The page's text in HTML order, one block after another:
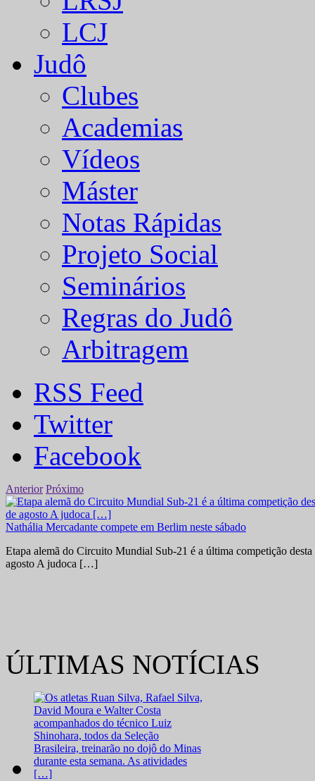
LCJ
Judô
Clubes
Academias
Vídeos
Máster
Notas Rápidas
Projeto Social
Seminários
Regras do Judô
Arbitragem
RSS Feed
Twitter
Facebook
Anterior Próximo
Nathália Mercadante compete em Berlim neste sábado
Etapa alemã do Circuito Mundial Sub-21 é a última competição
agosto A judoca […]
ÚLTIMAS NOTÍCIAS